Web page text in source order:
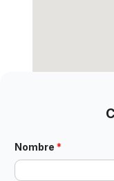
N
o
Nombre *